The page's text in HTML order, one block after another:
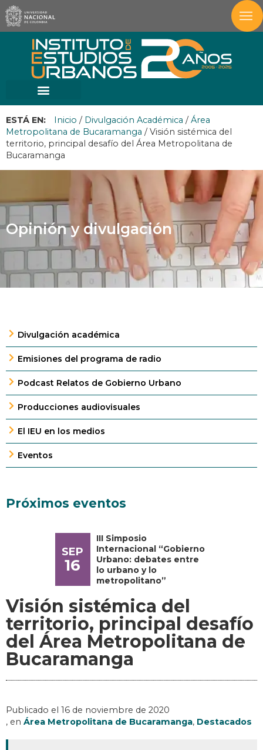
ESTÁ EN: Inicio / Divulgación Académica /Área
Metropolitana de Bucaramanga /Visión sistémica del
territorio, principal desafío del Área Metropolitana de
Bucaramanga
Opinión y divulgación
Divulgación académica
Emisiones del programa de radio
Podcast Relatos de Gobierno Urbano
Producciones audiovisuales
El IEU en los medios
Eventos
Próximos eventos
SEP
16
III Simposio
Internacional “Gobierno
Urbano: debates entre
lo urbano y lo
metropolitano”
Visión sistémica del
territorio, principal desafío
del Área Metropolitana de
Bucaramanga
Publicado el 16 de noviembre de 2020
, en Área Metropolitana de Bucaramanga, Destacados